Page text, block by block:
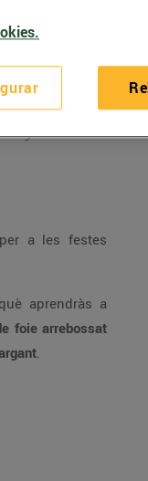
i
a les festes
aprendràs a
foie arrebossat
.